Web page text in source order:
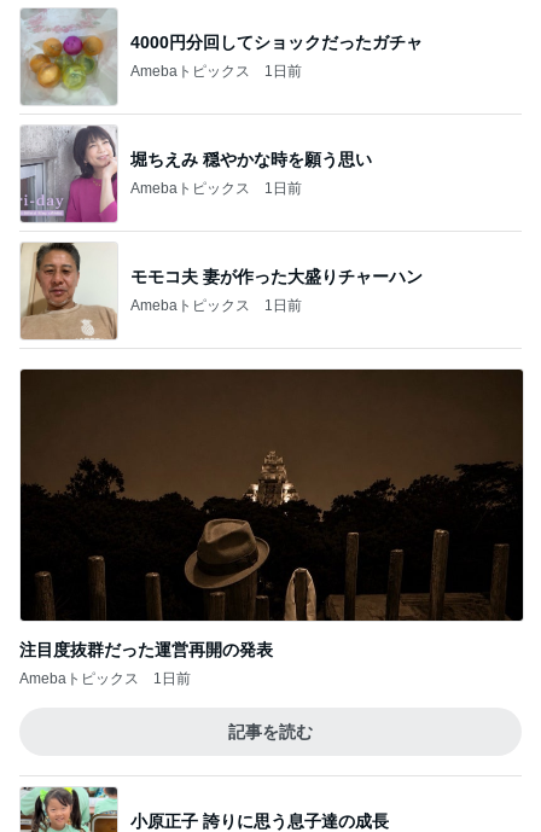
4000円分回してショックだったガチャ
Amebaトピックス 1日前
堀ちえみ 穏やかな時を願う思い
Amebaトピックス 1日前
モモコ夫 妻が作った大盛りチャーハン
Amebaトピックス 1日前
注目度抜群だった運営再開の発表
Amebaトピックス 1日前
記事を読む
小原正子 誇りに思う息子達の成長